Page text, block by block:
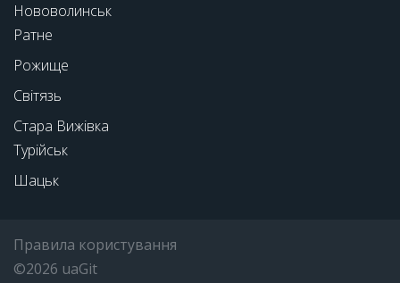
Нововолинськ
Ратне
Рожище
Світязь
Стара Вижівка
Турійськ
Шацьк
Правила користування
©2026 uaGit